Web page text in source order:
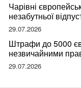
Чарівні
незабутньої
29.07.2026
Штрафи до 5000
незвичайними
правдою
29.07.2026